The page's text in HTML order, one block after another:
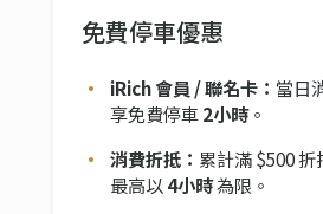
免費停車優惠
iRich 會員 / 聯名卡： 當日
享免費停車2小時。
消費折抵： 累計滿 $500 折
最高以 4小時為限。